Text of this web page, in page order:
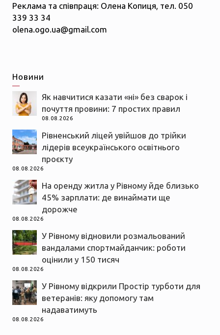
Реклама та співпраця: Олена Копиця, тел. 050
339 33 34
olena.ogo.ua@gmail.com
Новини
Як навчитися казати «ні» без сварок і
почуття провини: 7 простих правил
08.08.2026
Рівненський ліцей увійшов до трійки
лідерів всеукраїнського освітнього
проєкту
08.08.2026
На оренду житла у Рівному йде близько
45% зарплати: де винаймати ще
дорожче
08.08.2026
У Рівному відновили розмальований
вандалами спортмайданчик: роботи
оцінили у 150 тисяч
08.08.2026
У Рівному відкрили Простір турботи для
ветеранів: яку допомогу там
надаватимуть
08.08.2026